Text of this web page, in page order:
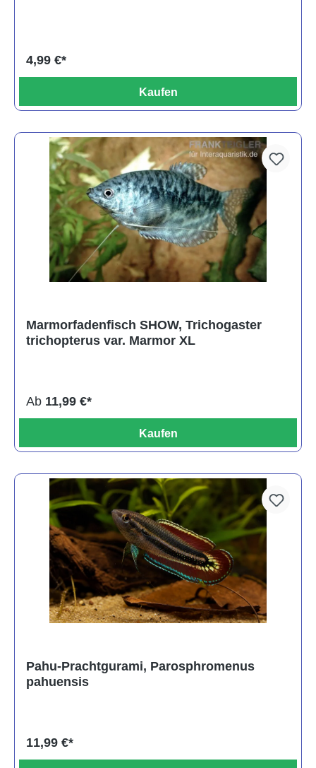
4,99 €*
Kaufen
Marmorfadenfisch SHOW, Trichogaster
trichopterus var. Marmor XL
Ab 11,99 €*
Kaufen
Pahu-Prachtgurami, Parosphromenus
pahuensis
11,99 €*